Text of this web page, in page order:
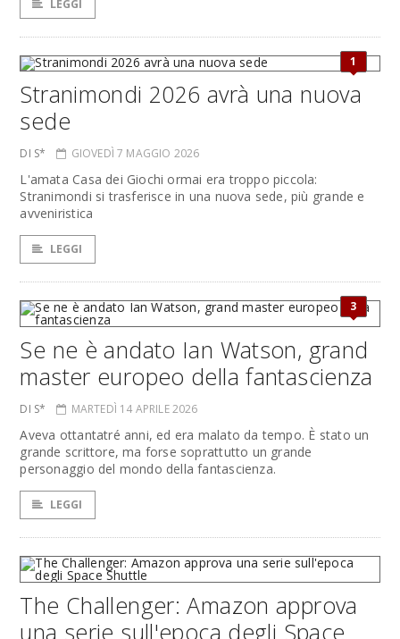
LEGGI
1
Stranimondi 2026 avrà una nuova
sede
DI S* GIOVEDÌ 7 MAGGIO 2026
L'amata Casa dei Giochi ormai era troppo piccola:
Stranimondi si trasferisce in una nuova sede, più grande e
avveniristica
LEGGI
3
Se ne è andato Ian Watson, grand
master europeo della fantascienza
DI S* MARTEDÌ 14 APRILE 2026
Aveva ottantatré anni, ed era malato da tempo. È stato un
grande scrittore, ma forse soprattutto un grande
personaggio del mondo della fantascienza.
LEGGI
The Challenger: Amazon approva
una serie sull'epoca degli Space